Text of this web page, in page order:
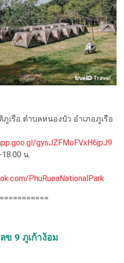
เรือ ตำบลหนองบัว อำเภอภูเรือ
gysJZFMoFVxH6jpJ9
น.
PhuRueaNationalPark
ข 9 ภูเก้าง้อม